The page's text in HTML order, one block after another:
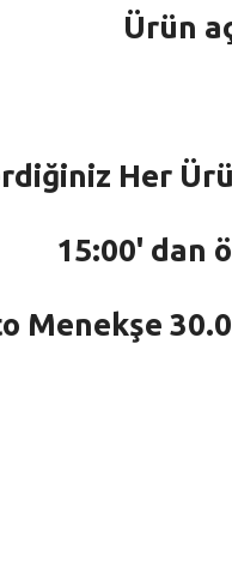
Ürün
Her
15:00' dan
Menekşe